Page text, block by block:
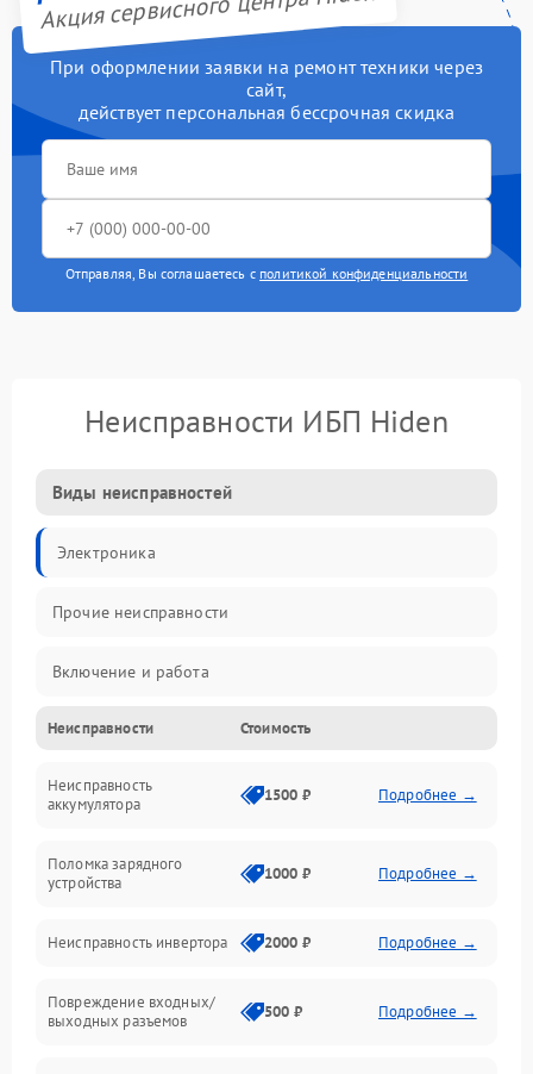
При оформлении заявки на ремонт техники через
сайт,
действует персональная бессрочная скидка
Отправляя, Вы соглашаетесь с политикой конфиденциальности
Неисправности ИБП Hiden
Виды неисправностей
Электроника
Прочие неисправности
Включение и работа
Работа с нагрузкой
Звук и индикация
Механические повреждения
Неисправности Стоимость
Неисправность
аккумулятора
1500 ₽ Подробнее →
Поломка зарядного
устройства
1000 ₽ Подробнее →
Неисправность инвертора 2000 ₽ Подробнее →
Повреждение входных/
выходных разъемов
500 ₽ Подробнее →